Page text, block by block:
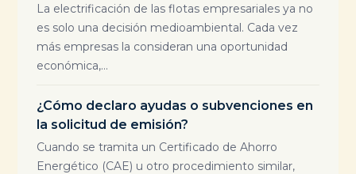
La electrificación de las flotas empresariales ya no
es solo una decisión medioambiental. Cada vez
más empresas la consideran una oportunidad
económica,...
¿Cómo declaro ayudas o subvenciones en
la solicitud de emisión?
Cuando se tramita un Certificado de Ahorro
Energético (CAE) u otro procedimiento similar,